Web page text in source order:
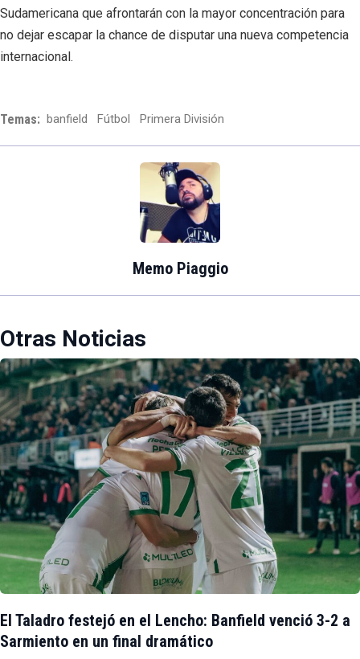
Sudamericana que afrontarán con la mayor concentración para
no dejar escapar la chance de disputar una nueva competencia
internacional.
Temas: banfield Fútbol Primera División
Memo Piaggio
Otras Noticias
El Taladro festejó en el Lencho: Banfield venció 3-2 a
Sarmiento en un final dramático